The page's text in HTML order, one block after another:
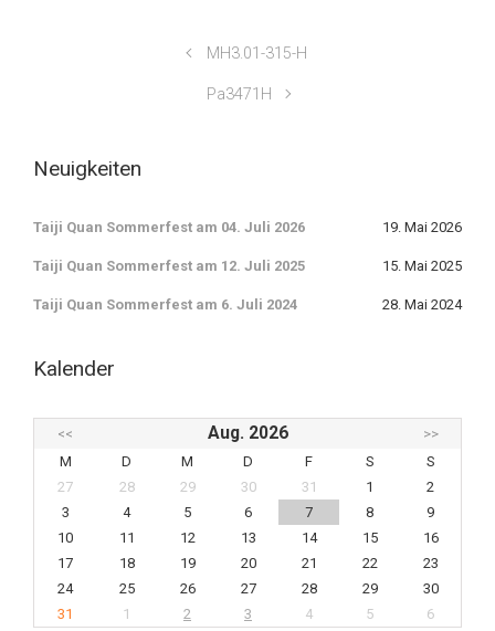
MH3.01-315-H
Pa3471H
Neuigkeiten
Taiji Quan Sommerfest am 04. Juli 2026 19. Mai 2026
Taiji Quan Sommerfest am 12. Juli 2025 15. Mai 2025
Taiji Quan Sommerfest am 6. Juli 2024 28. Mai 2024
Kalender
<< Aug. 2026
>>
M
D M D F S
S
27
28 29 30 31 1
2
3
4 5 6 7 8
9
10
11 12 13 14 15
16
17
18 19 20 21 22
23
24
25 26 27 28 29
30
31
1 2 3 4 5
6